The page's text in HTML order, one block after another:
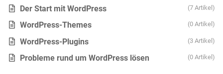
Der Start mit WordPress 7 Artikel
WordPress-Themes 0 Artikel
WordPress-Plugins 3 Artikel
Probleme rund um WordPress lösen 0 Artikel